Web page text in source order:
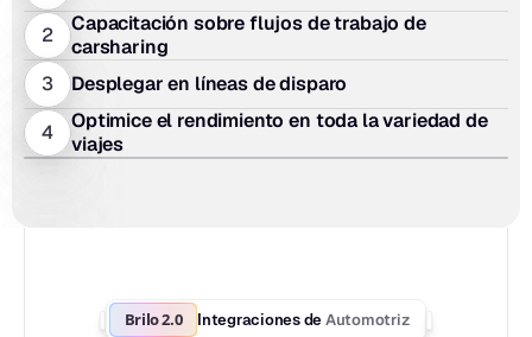
2
Capacitación sobre flujos de trabajo de
carsharing
3
Desplegar en líneas de disparo
4
Optimice el rendimiento en toda la variedad de
viajes
Brilo 2.0 Integraciones de Automotriz